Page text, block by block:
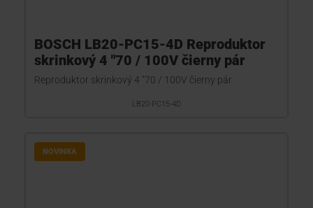
BOSCH LB20-PC15-4D Reproduktor
skrinkový 4 "70 / 100V čierny pár
Reproduktor skrinkový 4 "70 / 100V čierny pár
LB20-PC15-4D
NOVINKA